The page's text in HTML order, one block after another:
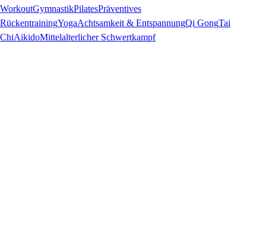
WorkoutGymnastikPilatesPräventives
RückentrainingYogaAchtsamkeit & EntspannungQi GongTai
ChiAikidoMittelalterlicher Schwertkampf